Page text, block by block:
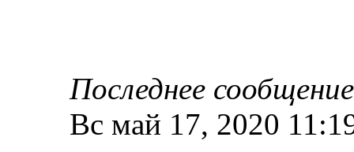
Последнее
Вс май 17, 2020